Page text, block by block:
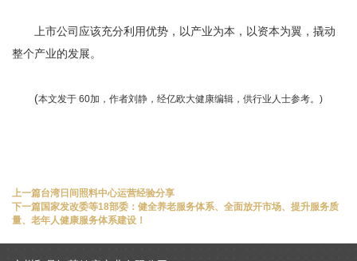
上市公司应该充分利用优势，以产业为本，以资本为翼，撬动
整个产业的发展。
(本文发于 60加，作者刘静，经亿欧大健康编辑，供行业人士参考。)
上一篇台湾日间照料中心运营经验分享
下一篇国家发改委等18部委：健全养老服务体系、全面放开市场、提升服务质
量、老年人健康服务体系建设！